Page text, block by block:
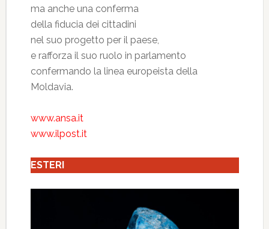
ma anche una conferma
della fiducia dei cittadini
nel suo progetto per il paese,
e rafforza il suo ruolo in parlamento
confermando la linea europeista della
Moldavia.
www.ansa.it
www.ilpost.it
ESTERI